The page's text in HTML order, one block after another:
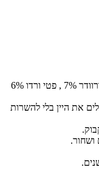
הרכב זנים : סירה 73% , קברנה פרנק 11% , מורוודר 7% , פטי ורדו 6%
את היין בלי להשרות
ושחור.